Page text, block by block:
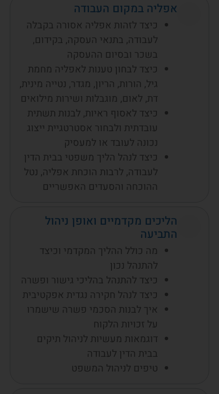
אפליה במקום העבודה
כיצד לזהות אפליה אסורה בקבלה
לעבודה, בתנאי העסקה, בקידום,
בשכר ובסיום ההעסקה
כיצד לבחון טענות לאפליה מחמת
גיל, הורות, הריון, מגדר, נטייה מינית,
דת, לאום, מוגבלות ושירות מילואים
כיצד לאסוף ראיות, לבנות תשתית
עובדתית ולבחור אסטרטגיית ייצוג
נכונה לעובד או למעסיק
כיצד לנהל הליך משפטי בבית הדין
לעבודה, לרבות הוכחת אפליה, נטל
ההוכחה והסעדים האפשריים
הליכים מקדמיים ואופן ניהול
התביעה
מה כולל ההליך המקדמי וכיצד
להתנהל נכון
כיצד להתנהל בהליכי גישור ופשרה
כיצד לנהל חקירה נגדית אפקטיבית
איך לבנות הסכמי פשרה שישמרו
על זכויות הלקוח
דוגמאות מעשיות לניהול תיקים
בבית הדין לעבודה
טיפים לניהול המשפט